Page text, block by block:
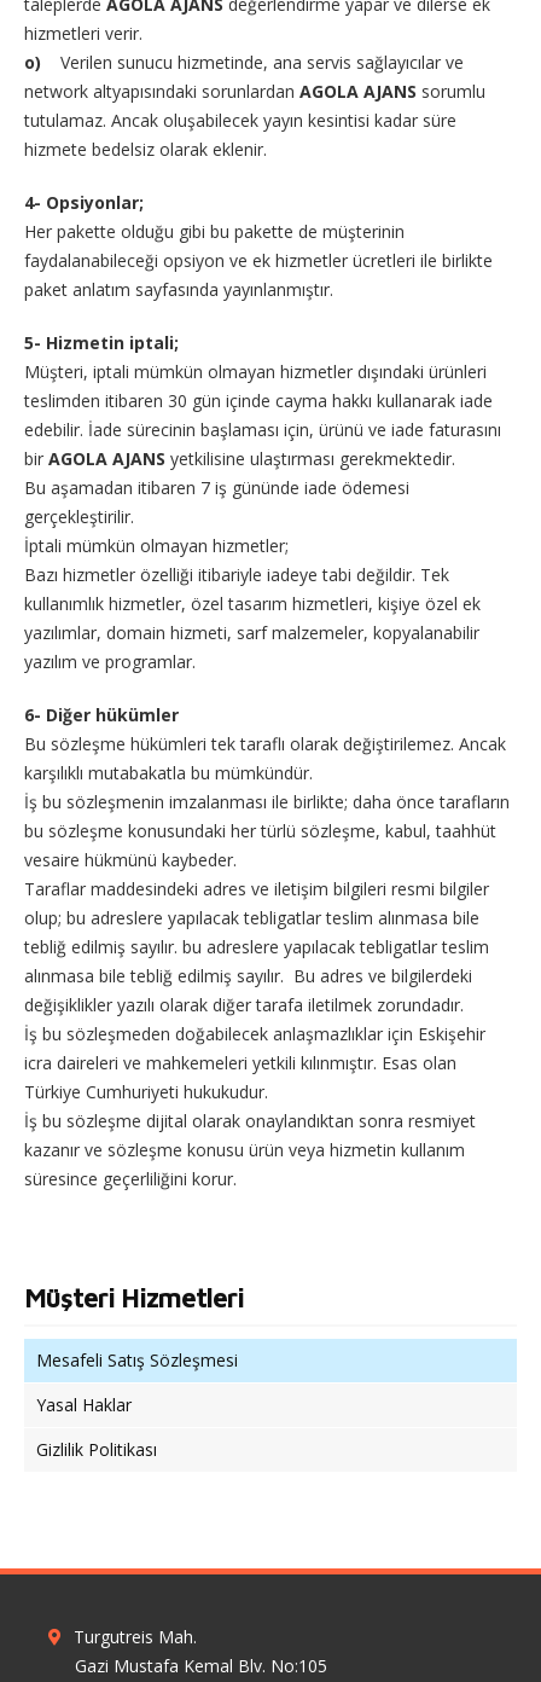
hizmetleri verir.
o)
Verilen sunucu hizmetinde, ana servis sağlayıcılar ve
network altyapısındaki sorunlardan AGOLA AJANS sorumlu
tutulamaz. Ancak oluşabilecek yayın kesintisi kadar süre
hizmete bedelsiz olarak eklenir.
4- Opsiyonlar;
Her pakette olduğu gibi bu pakette de müşterinin
faydalanabileceği opsiyon ve ek hizmetler ücretleri ile birlikte
paket anlatım sayfasında yayınlanmıştır.
5- Hizmetin iptali;
Müşteri, iptali mümkün olmayan hizmetler dışındaki ürünleri
teslimden itibaren 30 gün içinde cayma hakkı kullanarak iade
edebilir. İade sürecinin başlaması için, ürünü ve iade faturasını
bir AGOLA AJANS yetkilisine ulaştırması gerekmektedir.
Bu aşamadan itibaren 7 iş gününde iade ödemesi
gerçekleştirilir.
İptali mümkün olmayan hizmetler;
Bazı hizmetler özelliği itibariyle iadeye tabi değildir. Tek
kullanımlık hizmetler, özel tasarım hizmetleri, kişiye özel ek
yazılımlar, domain hizmeti, sarf malzemeler, kopyalanabilir
yazılım ve programlar.
6- Diğer hükümler
Bu sözleşme hükümleri tek taraflı olarak değiştirilemez. Ancak
karşılıklı mutabakatla bu mümkündür.
İş bu sözleşmenin imzalanması ile birlikte; daha önce tarafların
bu sözleşme konusundaki her türlü sözleşme, kabul, taahhüt
vesaire hükmünü kaybeder.
Taraflar maddesindeki adres ve iletişim bilgileri resmi bilgiler
olup; bu adreslere yapılacak tebligatlar teslim alınmasa bile
tebliğ edilmiş sayılır. bu adreslere yapılacak tebligatlar teslim
alınmasa bile tebliğ edilmiş sayılır. Bu adres ve bilgilerdeki
değişiklikler yazılı olarak diğer tarafa iletilmek zorundadır.
İş bu sözleşmeden doğabilecek anlaşmazlıklar için Eskişehir
icra daireleri ve mahkemeleri yetkili kılınmıştır. Esas olan
Türkiye Cumhuriyeti hukukudur.
İş bu sözleşme dijital olarak onaylandıktan sonra resmiyet
kazanır ve sözleşme konusu ürün veya hizmetin kullanım
süresince geçerliliğini korur.
Müşteri Hizmetleri
Mesafeli Satış Sözleşmesi
Yasal Haklar
Gizlilik Politikası
Turgutreis Mah.
Gazi Mustafa Kemal Blv. No:105